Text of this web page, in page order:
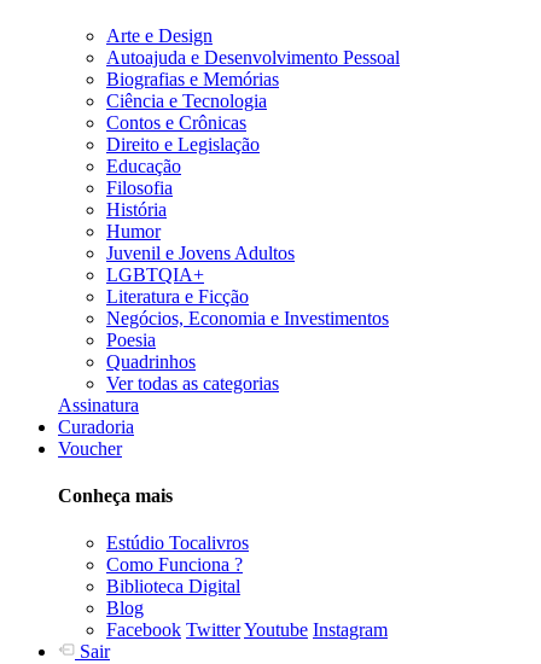
Arte e Design
Autoajuda e Desenvolvimento Pessoal
Biografias e Memórias
Ciência e Tecnologia
Contos e Crônicas
Direito e Legislação
Educação
Filosofia
História
Humor
Juvenil e Jovens Adultos
LGBTQIA+
Literatura e Ficção
Negócios, Economia e Investimentos
Poesia
Quadrinhos
Ver todas as categorias
Assinatura
Curadoria
Voucher
Conheça mais
Estúdio Tocalivros
Como Funciona ?
Biblioteca Digital
Blog
Facebook TwitterYoutube Instagram
Sair